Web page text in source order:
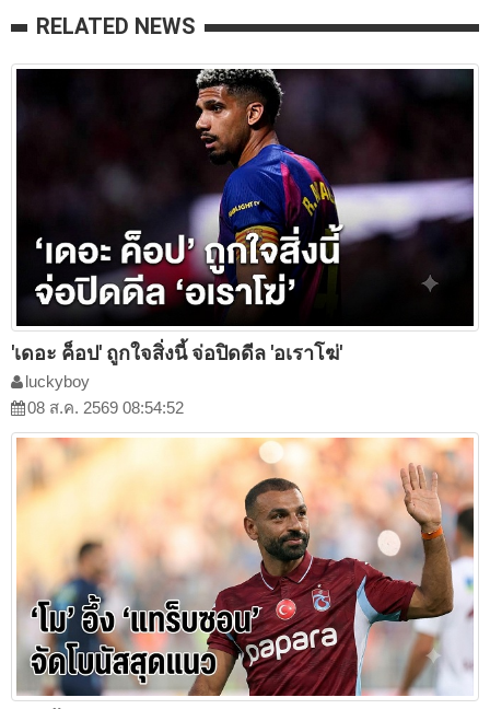
RELATED NEWS
'เดอะ ค็อป' ถูกใจสิ่งนี้ จ่อปิดดีล 'อเราโฆ่'
luckyboy
08 ส.ค. 2569 08:54:52